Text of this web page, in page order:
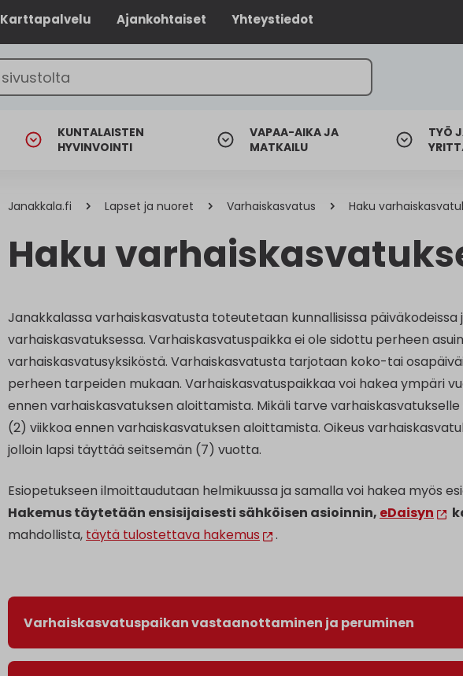
Karttapalvelu Ajankohtaiset Yhteystiedot
KUNTALAISTEN
HYVINVOINTI
VAPAA-AIKA JA
MATKAILU
TYÖ
Janakkala.fi Lapset ja nuoret Varhaiskasvatus Haku
Haku
Janakkalassa varhaiskasvatusta toteutetaan kunnallisissa päiväkodeissa
varhaiskasvatuksessa. Varhaiskasvatuspaikka ei ole sidottu perheen
varhaiskasvatusyksiköstä. Varhaiskasvatusta tarjotaan koko-tai
perheen tarpeiden mukaan. Varhaiskasvatuspaikkaa voi hakea ympäri
ennen varhaiskasvatuksen aloittamista. Mikäli tarve
(2) viikkoa ennen varhaiskasvatuksen aloittamista. Oikeus
jolloin lapsi täyttää seitsemän (7) vuotta.
Esiopetukseen ilmoittaudutaan helmikuussa ja samalla voi hakea myös
Hakemus täytetään ensisijaisesti sähköisen asioinnin, eDaisyn
mahdollista, täytä tulostettava hakemus .
Varhaiskasvatuspaikan vastaanottaminen ja peruminen